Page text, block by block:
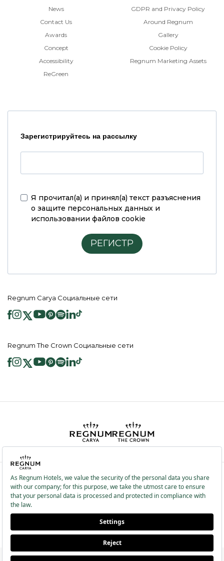
News
Contact Us
Awards
Concept
Accessibility
ReGreen
GDPR and Privacy Policy
Around Regnum
Gallery
Cookie Policy
Regnum Marketing Assets
Зарегистрируйтесь на рассылку
Я прочитал(а) и принял(а) текст разъяснения
о защите персональных данных и
использовании файлов cookie
РЕГИСТР
Regnum Carya Социальные сети
Regnum The Crown Социальные сети
2026 ® Regnum Hotels. Все права защищены.
Политика в отношении
Главная
Информационные